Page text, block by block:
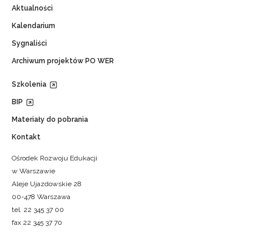
Aktualności
Kalendarium
Sygnaliści
Archiwum projektów PO WER
Szkolenia
BIP
Materiały do pobrania
Kontakt
Ośrodek Rozwoju Edukacji
w Warszawie
Aleje Ujazdowskie 28
00-478 Warszawa
tel. 22 345 37 00
fax 22 345 37 70